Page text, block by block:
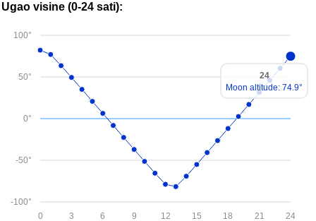
Ugao visine (0-24 sati):
-100°
-50°
0°
50°
100°
24
21
18
15
12
9
6
3
0
24
Moon altitude: 74.9°